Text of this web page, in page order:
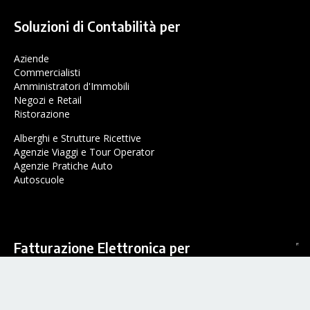
Soluzioni di Contabilità per
Aziende
Commercialisti
Amministratori d'Immobili
Negozi e Retail
Ristorazione
Alberghi e Strutture Ricettive
Agenzie Viaggi e Tour Operator
Agenzie Pratiche Auto
Autoscuole
Fatturazione Elettronica per